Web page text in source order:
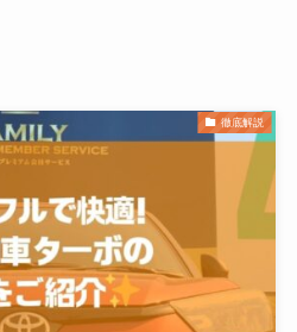
徹底解説